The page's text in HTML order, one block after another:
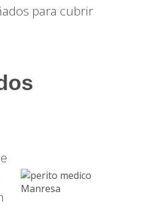
para cubrir